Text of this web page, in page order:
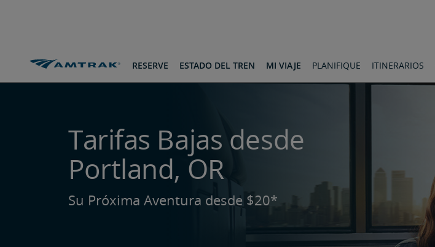
RESERVE
ESTADO DEL TREN MI VIAJE PLANIFIQUE ITINERARIOS
Tarifas Bajas desde
Portland, OR
Su Próxima Aventura desde $20*